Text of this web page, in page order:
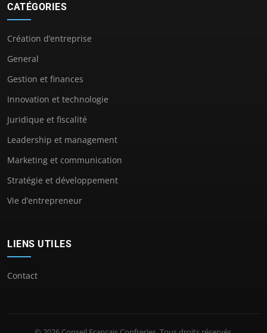
CATÉGORIES
Création d’entreprise
General
Gestion et finances
Innovation et technologie
Juridique et fiscalité
Leadership et management
Marketing et communication
Stratégie et développement
Vie d’entrepreneur
LIENS UTILES
Contact